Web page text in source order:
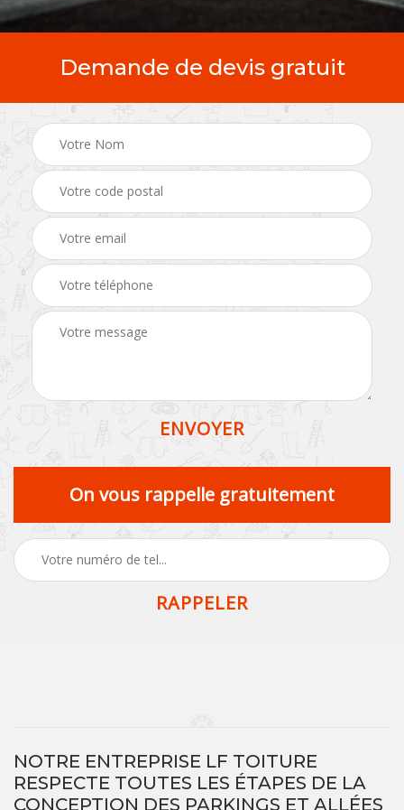
Demande de devis gratuit
On vous rappelle gratuitement
NOTRE ENTREPRISE LF TOITURE
RESPECTE TOUTES LES ÉTAPES DE LA
CONCEPTION DES PARKINGS ET ALLÉES